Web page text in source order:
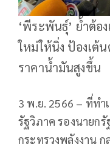
‘พีระพันธุ์’ ย้ำต้อ
ใหม่ให้นิ่ง ป้องเต้
ราคาน้ำมันสูงขึ้น
3 พ.ย. 2566 – ที่ท
รัฐวิภาค รองนายก
กระทรวงพลังงาน